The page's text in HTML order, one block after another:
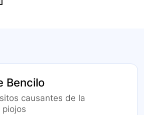
Bencilo
causantes de la